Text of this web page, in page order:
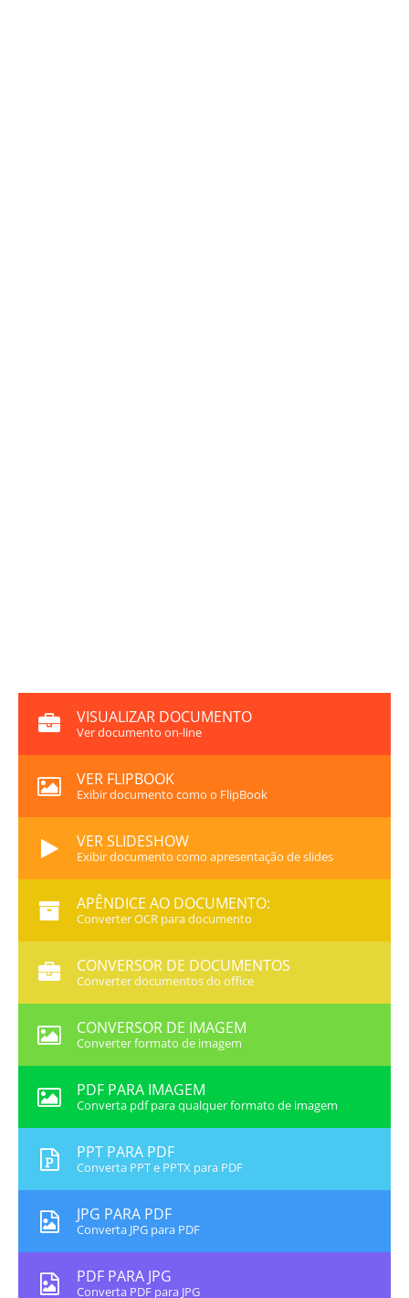
VISUALIZAR DOCUMENTO
Ver documento on-line
VER FLIPBOOK
Exibir documento como o FlipBook
VER SLIDESHOW
Exibir documento como apresentação de slides
APÊNDICE AO DOCUMENTO:
Converter OCR para documento
CONVERSOR DE DOCUMENTOS
Converter documentos do office
CONVERSOR DE IMAGEM
Converter formato de imagem
PDF PARA IMAGEM
Converta pdf para qualquer formato de imagem
PPT PARA PDF
Converta PPT e PPTX para PDF
JPG PARA PDF
Converta JPG para PDF
PDF PARA JPG
Converta PDF para JPG